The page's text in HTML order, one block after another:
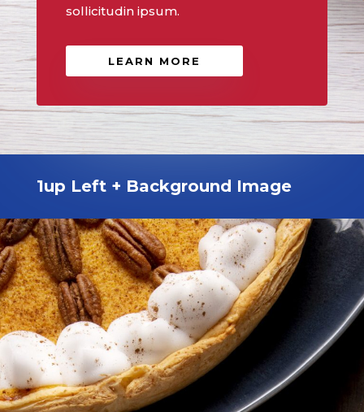
sollicitudin ipsum.
LEARN MORE
1up Left + Background Image